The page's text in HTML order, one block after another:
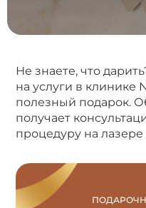
Не знаете, что
на услуги в
полезный подарок.
получает
процедуру на